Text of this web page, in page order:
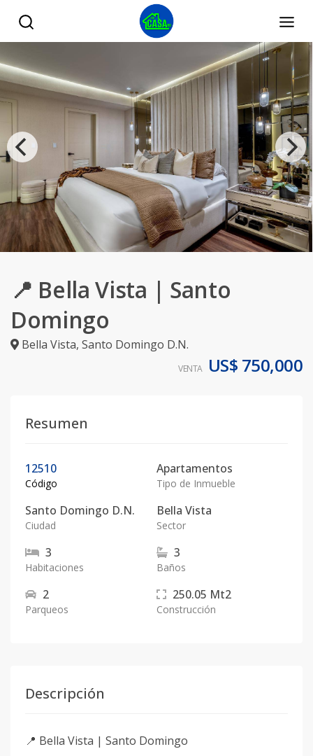
📍 Bella Vista | Santo
Domingo
Bella Vista, Santo Domingo D.N.
VENTA US$ 750,000
Resumen
12510
Código
Apartamentos
Tipo de Inmueble
Santo Domingo D.N.
Ciudad
Bella Vista
Sector
3
Habitaciones
3
Baños
2
Parqueos
250.05 Mt2
Construcción
Descripción
📍 Bella Vista | Santo Domingo